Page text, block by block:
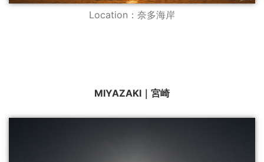
Location：奈多海岸
MIYAZAKI｜宮崎